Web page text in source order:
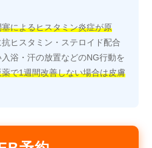
によるヒスタミン炎症が原
ヒスタミン・ステロイド配合
浴・汗の放置などのNG行動を
薬で1週間改善しない場合は皮膚